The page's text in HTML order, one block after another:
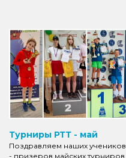
Турниры РТТ - май
Поздравляем наших учеников
- призеров майских турниров